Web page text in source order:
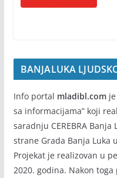
BANJALUKA
Info portal mladibl.comje
sa informacijama” koji
saradnju CEREBRA
strane Grada Banja Luka
Projekat je realizovan u
2020. godina. Nakon